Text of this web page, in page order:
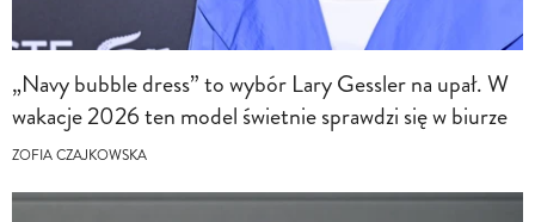
„Navy bubble dress” to wybór Lary Gessler na upał. W
wakacje 2026 ten model świetnie sprawdzi się w biurze
ZOFIA CZAJKOWSKA